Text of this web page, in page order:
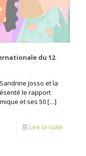
du 12
Josso et la
le rapport
et ses 50[…]
Lire la suite